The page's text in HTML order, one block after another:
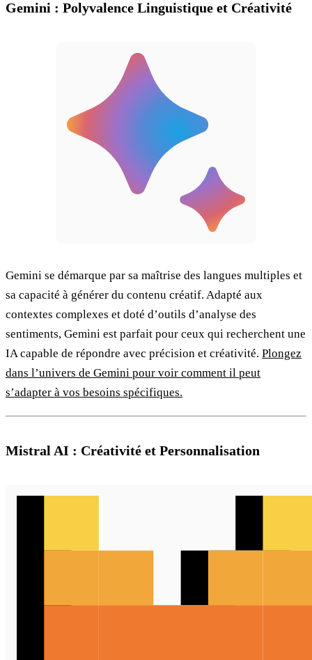
Gemini : Polyvalence Linguistique et Créativité
Gemini se démarque par sa maîtrise des langues multiples et
sa capacité à générer du contenu créatif. Adapté aux
contextes complexes et doté d’outils d’analyse des
sentiments, Gemini est parfait pour ceux qui recherchent une
IA capable de répondre avec précision et créativité. Plongez
dans l’univers de Gemini pour voir comment il peut
s’adapter à vos besoins spécifiques.
Mistral AI : Créativité et Personnalisation